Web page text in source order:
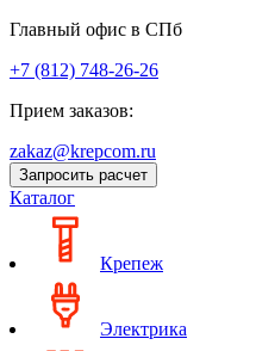
Главный офис в СПб
+7 (812) 748-26-26
Прием заказов:
zakaz@krepcom.ru
Запросить расчет
Каталог
Крепеж
Электрика